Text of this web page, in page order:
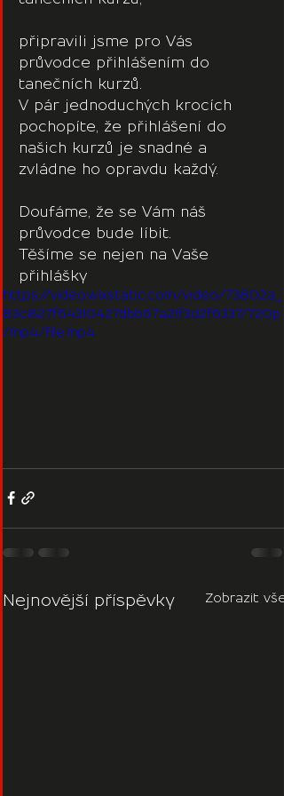
připravili jsme pro Vás
průvodce přihlášením do
tanečních kurzů.
V pár jednoduchých krocích
pochopíte, že přihlášení do
našich kurzů je snadné a
zvládne ho opravdu každý.
Doufáme, že se Vám náš
průvodce bude líbit.
Těšíme se nejen na Vaše
přihlášky
https://video.wixstatic.com/video/73802a_
83c827f64310427dbb67a21f3d2f6337/720p
/mp4/file.mp4
Nejnovější příspěvky Zobrazit vše